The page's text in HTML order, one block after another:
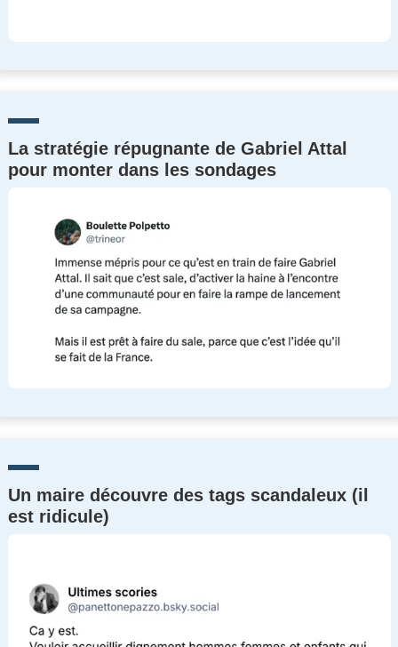
La stratégie répugnante de Gabriel Attal
pour monter dans les sondages
Un maire découvre des tags scandaleux (il
est ridicule)